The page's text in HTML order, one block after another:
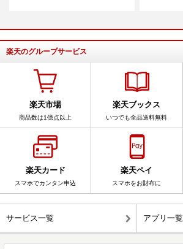
楽天のグループサービス
楽天市場
商品数は1億点以上
楽天ブックス
いつでも全品送料無料
楽天カード
スマホでカンタン申込
楽天ペイ
スマホをお財布に
サービス一覧 アプリ一覧